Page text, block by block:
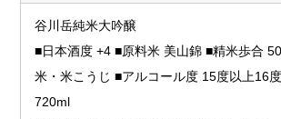
谷川岳純米大吟醸
■日本酒度 +4 ■原料米 美山錦 ■精米歩合
米・米こうじ ■アルコール度 15度以上16
720ml